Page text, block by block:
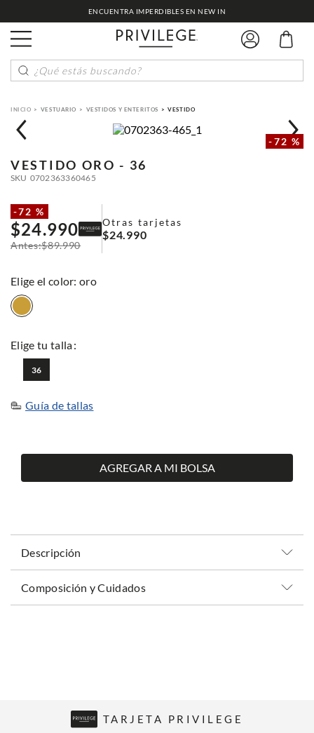
ENCUENTRA IMPERDIBLES EN NEW IN
¿Qué estás buscando?
VESTUARIO VESTIDOS Y ENTERITOS VESTIDO
-72 %
VESTIDO ORO - 36
SKU 0702363360465
-72 %
$24.990
$89.990
Otras tarjetas
$24.990
: oro
36
Guía de tallas
AGREGAR A MI BOLSA
Descripción
Composición y Cuidados
TARJETA PRIVILEGE